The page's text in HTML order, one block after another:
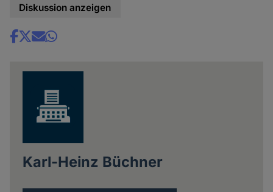
Diskussion anzeigen
Share
Karl-Heinz Büchner